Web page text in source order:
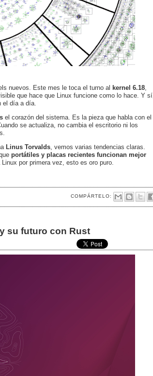
nuevos. Este mes le toca el turno al kernel 6.18
que hace que Linux funcione como lo hace. Y sí,
el día a día.
el corazón del sistema. Es la pieza que habla con el
se actualiza, no cambia el escritorio ni los
Linus Torvalds , vemos varias tendencias claras.
portátiles y placas recientes funcionan mejor
por primera vez, esto es oro puro.
COMPÁRTELO:
su futuro con Rust